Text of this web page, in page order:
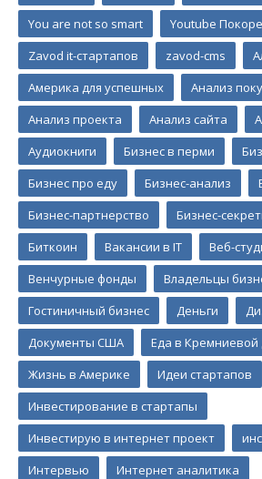
You are not so smart
Youtube
Zavod it-стартапов
zavod-cms
Америка для успешных
Анализ
Анализ проекта
Анализ сайта
Аудиокниги
Бизнес в перми
Бизнес про еду
Бизнес-анализ
Бизнес-партнерство
Бизнес-
Биткоин
Вакансии в IT
Веб-
Венчурные фонды
Владельцы
Гостиничный бизнес
Деньги
Документы США
Еда в Кремниевой
Жизнь в Америке
Идеи стартапов
Инвестирование в стартапы
Инвестирую в интернет проект
Интервью
Интернет аналитика